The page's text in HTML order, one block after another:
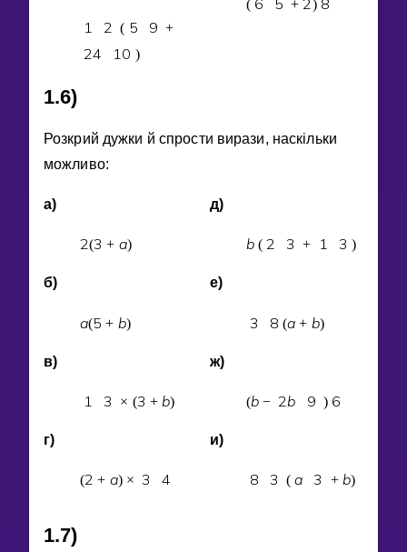
1 2 ( 5 9 +
24 1 0 )
( + )
1.6)
Розкрий дужки й спрости вирази, наскiльки
можливо:
а)
2(3 + a)
б)
a(5 + b)
в)
1 3 × (3 + b)
г)
(2 + a) × 3 4
д)
b ( 2 3 + 1 3 )
е)
3 8 (a + b)
ж)
(b − 2b 9 ) 6
и)
8 3 ( a 3 + b)
1.7)